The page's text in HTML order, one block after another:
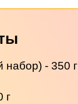
набор) - 350 г
г